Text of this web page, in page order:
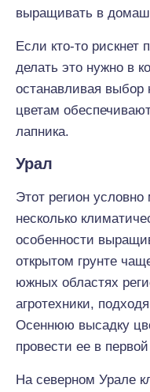
выращивать в
Если кто-то рискнет
делать это нужно в
останавливая выбор
цветам
лапника.
Урал
Этот регион
несколько
особенности
открытом грунте
южных областях
агротехники,
Осеннюю высадку
провести ее в
На северном Урале